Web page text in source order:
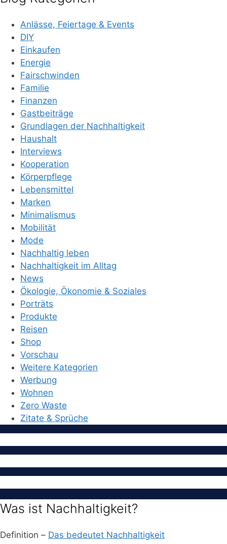
Anlässe, Feiertage & Events
DIY
Einkaufen
Energie
Fairschwinden
Familie
Finanzen
Gastbeiträge
Grundlagen der Nachhaltigkeit
Haushalt
Interviews
Kooperation
Körperpflege
Lebensmittel
Marken
Minimalismus
Mobilität
Mode
Nachhaltig leben
Nachhaltigkeit im Alltag
News
Ökologie, Ökonomie & Soziales
Porträts
Produkte
Reisen
Shop
Vorschau
Weitere Kategorien
Werbung
Wohnen
Zero Waste
Zitate & Sprüche
Was ist Nachhaltigkeit?
Definition – Das bedeutet Nachhaltigkeit